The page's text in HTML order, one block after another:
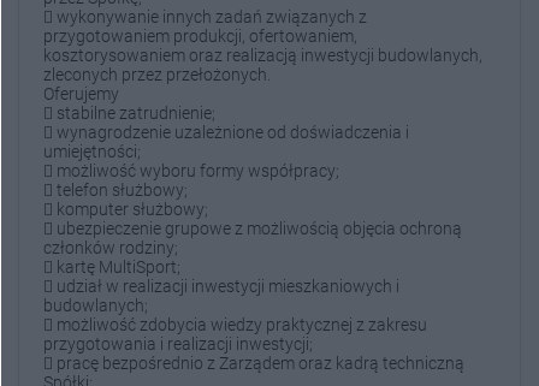
 wykonywanie innych zadań związanych z
przygotowaniem produkcji, ofertowaniem,
kosztorysowaniem oraz realizacją inwestycji budowlanych,
zleconych przez przełożonych.
Oferujemy
 stabilne zatrudnienie;
 wynagrodzenie uzależnione od doświadczenia i
umiejętności;
 możliwość wyboru formy współpracy;
 telefon służbowy;
 komputer służbowy;
 ubezpieczenie grupowe z możliwością objęcia ochroną
członków rodziny;
 kartę MultiSport;
 udział w realizacji inwestycji mieszkaniowych i
budowlanych;
 możliwość zdobycia wiedzy praktycznej z zakresu
przygotowania i realizacji inwestycji;
 pracę bezpośrednio z Zarządem oraz kadrą techniczną
Spółki;